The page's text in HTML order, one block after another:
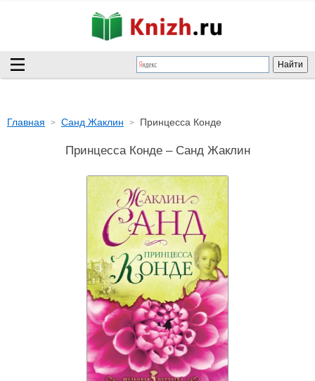
Главная Санд Жаклин Принцесса Конде
Принцесса Конде – Санд Жаклин